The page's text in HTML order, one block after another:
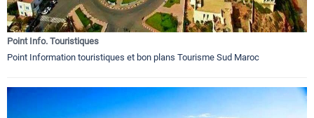
Point Info. Touristiques
Point Information touristiques et bon plans Tourisme Sud Maroc